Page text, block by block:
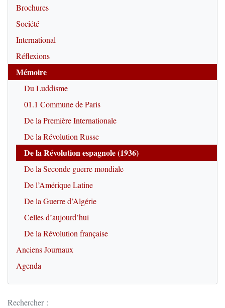
Brochures
Société
International
Réflexions
Mémoire
Du Luddisme
01.1 Commune de Paris
De la Première Internationale
De la Révolution Russe
De la Révolution espagnole (1936)
De la Seconde guerre mondiale
De l’Amérique Latine
De la Guerre d’Algérie
Celles d’aujourd’hui
De la Révolution française
Anciens Journaux
Agenda
Rechercher :